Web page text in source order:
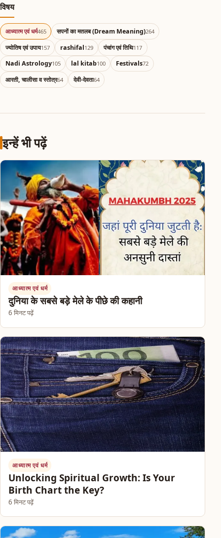
विषय
आध्यात्म एवं धर्म465 सपनों का मतलब (Dream Meaning)264
ज्योतिष एवं उपाय157 rashifal129 पंचांग एवं तिथि117
Nadi Astrology105 lal kitab100 Festivals72
आरती, चालीसा व स्तोत्र64 देवी-देवता64
इन्हें भी पढ़ें
आध्यात्म एवं धर्म
दुनिया के सबसे बड़े मेले के पीछे की कहानी
6 मिनट पढ़ें
आध्यात्म एवं धर्म
Unlocking Spiritual Growth: Is Your
Birth Chart the Key?
6 मिनट पढ़ें